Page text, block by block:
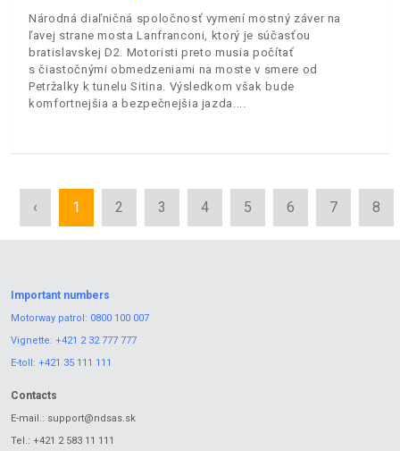
Národná diaľničná spoločnosť vymení mostný záver na
ľavej strane mosta Lanfranconi, ktorý je súčasťou
bratislavskej D2. Motoristi preto musia počítať
s čiastočnými obmedzeniami na moste v smere od
Petržalky k tunelu Sitina. Výsledkom však bude
komfortnejšia a bezpečnejšia jazda.
‹ 1 2 3 4 5 6 7 8
Important numbers
Motorway patrol: 0800 100 007
Vignette: +421 2 32 777 777
E-toll: +421 35 111 111
Contacts
E-mail.: support@ndsas.sk
Tel.: +421 2 583 11 111